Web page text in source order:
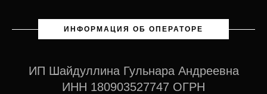
ИНФОРМАЦИЯ ОБ ОПЕРАТОРЕ
ИП Шайдуллина Гульнара Андреевна
ИНН 180903527747 ОГРН